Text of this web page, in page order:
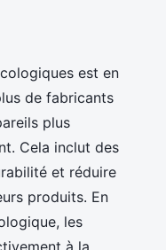
est en
de fabricants
plus
Cela inclut des
et réduire
produits. En
les
à la